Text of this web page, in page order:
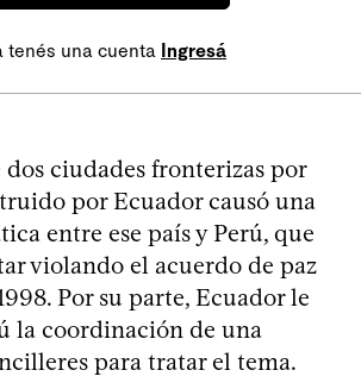
tenés una cuenta Ingresá
ciudades fronterizas por
por Ecuador causó una
entre ese país y Perú, que
violando el acuerdo de paz
Por su parte, Ecuador le
la coordinación de una
para tratar el tema.